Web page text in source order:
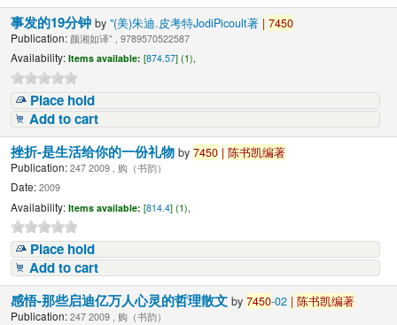
事发的19分钟by"(美)朱迪.皮考特JodiPicoult著 | 7450
Publication: 颜湘如译" , 9789570522587
Availability: Items available: [874.57] (1),
Place hold
Add to cart
挫折-是生活给你的一份礼物by7450 | 陈书凯编著
Publication: 247 2009 , 购（书韵）
Date: 2009
Availability: Items available: [814.4] (1),
Place hold
Add to cart
感悟-那些启迪亿万人心灵的哲理散文by7450-02 | 陈书凯编著
Publication: 247 2009 , 购（书韵）